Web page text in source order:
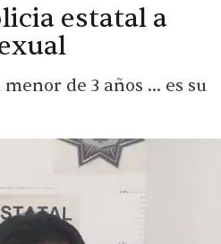
estatal a
de 3 años ... es su